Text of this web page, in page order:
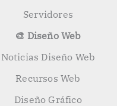
Servidores
🎨 Diseño Web
Noticias Diseño Web
Recursos Web
Diseño Gráfico